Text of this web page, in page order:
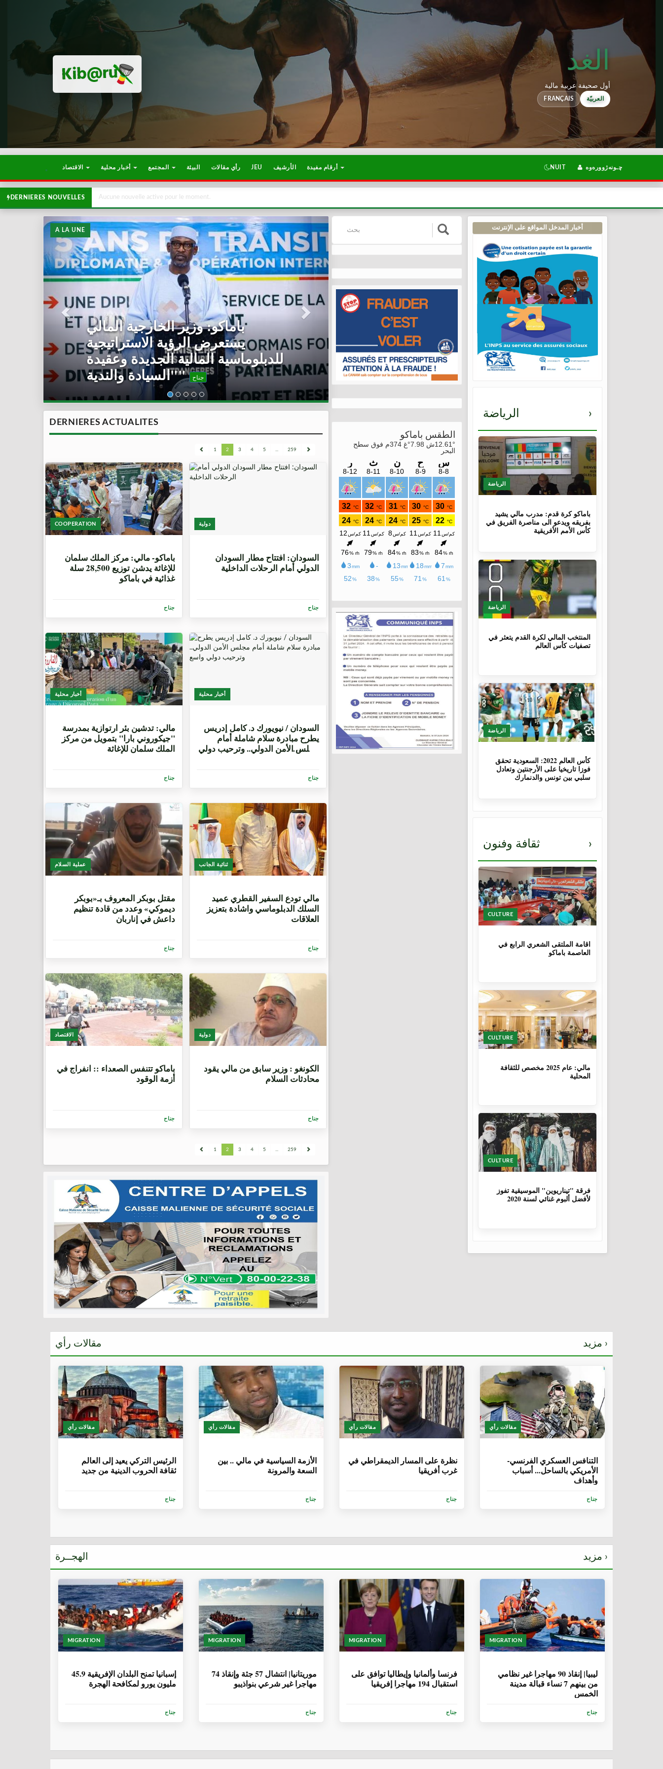
الغد
أول صحيفة عربية مالية
FRANÇAIS العربيّة
البيئة رأي مقالات JEU الأرشيف NUIT چـونەژوورەوە
DERNIERES NOUVELLES Aucune nouvelle active pour le moment.
A LA UNE
مالي/ رئيس المرحلة الانتقالية
يستقبل رئيس مفوضية الاتحاد
الإفريقي جناح
DERNIERES ACTUALITES
1 2 3 4 5 ... 259
COOPERATION
باماكو- مالي: مركز الملك سلمان
للإغاثة يدشن توزيع 28,500 سلة
غذائية في باماكو
جناح
دولية
السودان: افتتاح مطار السودان
الدولي أمام الرحلات الداخلية
جناح
أخبار محلية
​مالي: تدشين بئر ارتوازية بمدرسة
"جيكوروني بارا" بتمويل من مركز
الملك سلمان للإغاثة
جناح
أخبار محلية
السودان / نيويورك د. كامل إدريس
يطرح مبادرة سلام شاملة أمام
مجلس الأمن الدولي.. وترحيب دولي
جناح
عملية السلام
مقتل بوبكر المعروف بـ«بوبكر
ديموكي» وعدد من قادة تنظيم
داعش في إناربان
جناح
ثنائية الجانب
مالي تودع السفير القطري عميد
السلك الدبلوماسي واشادة بتعزيز
العلاقات
جناح
الاقتصاد
باماكو تتنفس الصعداء :: انفراج في
أزمة الوقود
جناح
دولية
الكونغو : وزير سابق من مالي يقود
محادثات السلام
جناح
1 2 3 4 5 ... 259
أخبار المدخل المواقع على الإنترنت
الرياضة ›
الرياضة
باماكو كرة قدم: مدرب مالي يشيد
بفريقه ويدعو الى مناصرة الفريق في
كأس الأمم الأفريقية
الرياضة
المنتخب المالي لكرة القدم يتعثر في
تصفيات كأس العالم
الرياضة
كأس العالم 2022: السعودية تحقق
فوزا تاريخيا على الأرجنتين وتعادل
سلبي بين تونس والدنمارك
ثقافة وفنون ›
CULTURE
اقامة الملتقى الشعري الرابع في
العاصمة باماكو
CULTURE
مالي: عام 2025 مخصص للثقافة
المحلية
CULTURE
فرقة "تيناريوين" الموسيقية تفوز
لأفضل ألبوم غنائي لسنة 2020
مقالات رأي مزيد ›
مقالات رأي
الرئيس التركي يعيد إلى العالم
ثقافة الحروب الدينية من جديد
جناح
مقالات رأي
الأزمة السياسية في مالي .. بين
السعة والمرونة
جناح
مقالات رأي
نظرة على المسار الديمقراطي في
غرب أفريقيا
جناح
مقالات رأي
التنافس العسكري الفرنسي-
الأمريكي بالساحل... أسباب
وأهداف
جناح
الهجــرة مزيد ›
MIGRATION
إسبانيا تمنح البلدان الإفريقية 45.9
مليون يورو لمكافحة الهجرة
جناح
MIGRATION
موريتانيا| انتشال 57 جثة وإنقاذ 74
مهاجرا غير شرعي بنواذيبو
جناح
MIGRATION
فرنسا وألمانيا وإيطاليا توافق على
استقبال 194 مهاجرا إفريقيا
جناح
MIGRATION
ليبيا| إنقاذ 90 مهاجرا غير نظامي
من بينهم 7 نساء قبالة مدينة
الخمس
جناح